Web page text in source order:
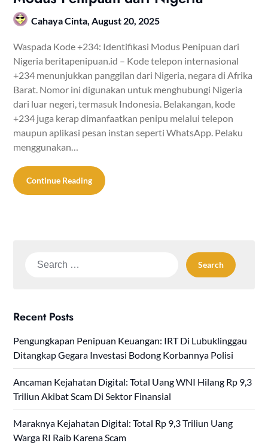
Cahaya Cinta, August 20, 2025
Waspada Kode +234: Identifikasi Modus Penipuan dari
Nigeria beritapenipuan.id – Kode telepon internasional
+234 menunjukkan panggilan dari Nigeria, negara di Afrika
Barat. Nomor ini digunakan untuk menghubungi Nigeria
dari luar negeri, termasuk Indonesia. Belakangan, kode
+234 juga kerap dimanfaatkan penipu melalui telepon
maupun aplikasi pesan instan seperti WhatsApp. Pelaku
menggunakan…
Continue Reading
Search
Recent Posts
Pengungkapan Penipuan Keuangan: IRT Di Lubuklinggau
Ditangkap Gegara Investasi Bodong Korbannya Polisi
Ancaman Kejahatan Digital: Total Uang WNI Hilang Rp 9,3
Triliun Akibat Scam Di Sektor Finansial
Maraknya Kejahatan Digital: Total Rp 9,3 Triliun Uang
Warga RI Raib Karena Scam